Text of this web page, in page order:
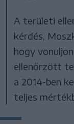
A területi
kérdés,
hogy
ellenőrzött
a 2014-ben
teljes